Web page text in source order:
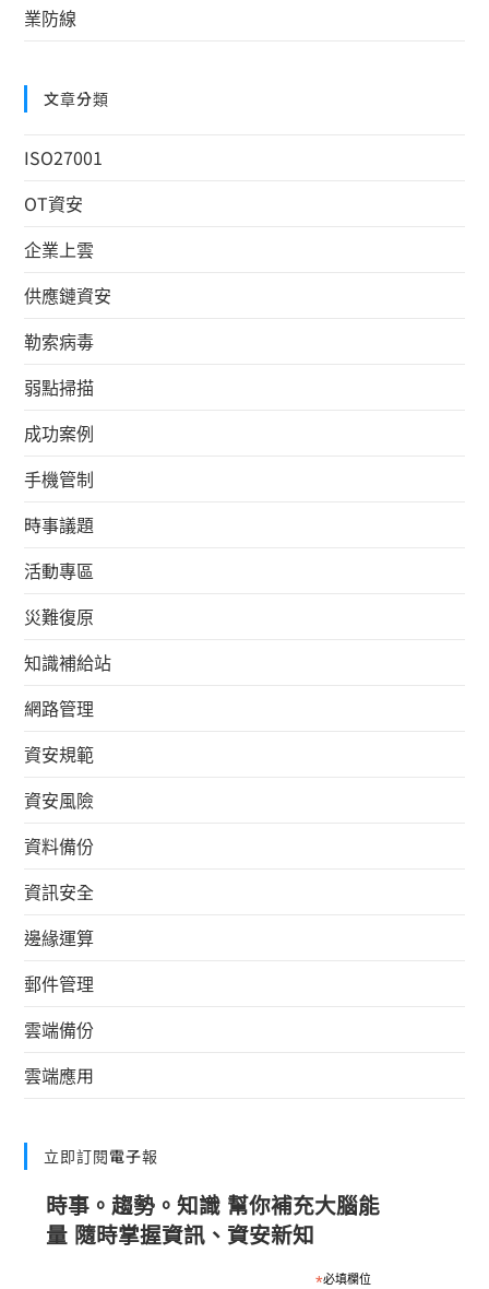
業防線
文章分類
ISO27001
OT資安
企業上雲
供應鏈資安
勒索病毒
弱點掃描
成功案例
手機管制
時事議題
活動專區
災難復原
知識補給站
網路管理
資安規範
資安風險
資料備份
資訊安全
邊緣運算
郵件管理
雲端備份
雲端應用
立即訂閱電子報
時事。趨勢。知識 幫你補充大腦能
量 隨時掌握資訊、資安新知
*必填欄位